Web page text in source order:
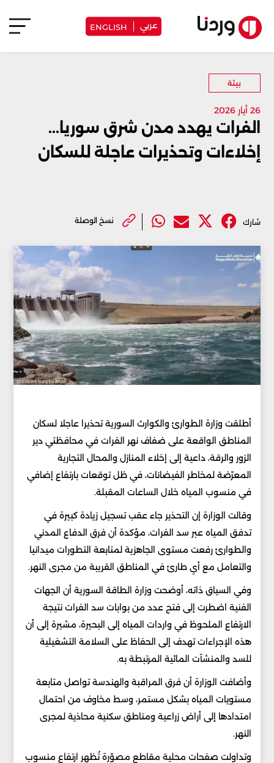
عربي ENGLISH
بيئة
26 أيار 2026
الفرات يهدد مدن شرق سوريا...
إخلاءات وتحذيرات عاجلة للسكان
شارك نسخ الوصلة
أطلقت وزارة الطوارئ والكوارث السورية تحذيرا عاجلا لسكان
المناطق الواقعة على ضفاف نهر الفرات في محافظتي دير
الزور والرقة، داعية إلى إخلاء المنازل والمحال التجارية
المعرّضة لمخاطر الفيضانات، في ظل توقعات بارتفاع إضافي
في منسوب المياه خلال الساعات المقبلة.
وقالت الوزارة إن التحذير جاء عقب تسجيل زيادة كبيرة في
تدفق المياه عبر سد الفرات، مؤكدة أن فرق الدفاع المدني
والطوارئ رفعت مستوى الجاهزية لمتابعة التطورات ميدانيا
والتعامل مع أي طارئ في المناطق القريبة من مجرى النهر.
وفي السياق ذاته، أوضحت وزارة الطاقة السورية أن الجهات
الفنية اضطرت إلى فتح عدد من بوابات سد الفرات نتيجة
الارتفاع الملحوظ في واردات المياه إلى البحيرة، مشيرة إلى أن
هذه الإجراءات تهدف إلى الحفاظ على السلامة التشغيلية
للسد والمنشآت المائية المرتبطة به.
وأضافت الوزارة أن فرق المراقبة والهندسة تواصل متابعة
مستويات المياه بشكل مستمر، وسط مخاوف من احتمال
امتدادها إلى أراض زراعية ومناطق سكنية محاذية لمجرى
النهر.
وتداولت صفحات محلية مقاطع مصوّرة تُظهر ارتفاع منسوب